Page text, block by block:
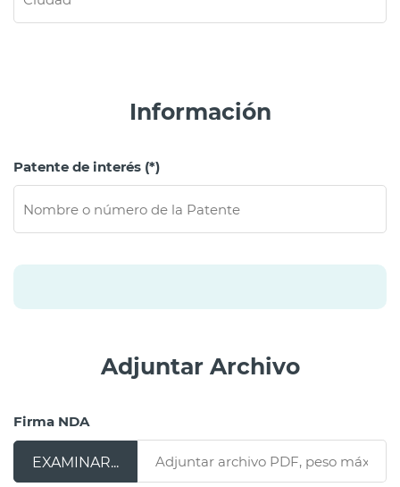
Información
Patente de interés (*)
Adjuntar Archivo
Firma NDA